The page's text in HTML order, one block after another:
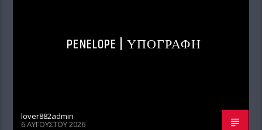
PENELOPE | ΥΠΟΓΡΑΦΗ
lover882admin
6 ΑΥΓΟΎΣΤΟΥ 2026